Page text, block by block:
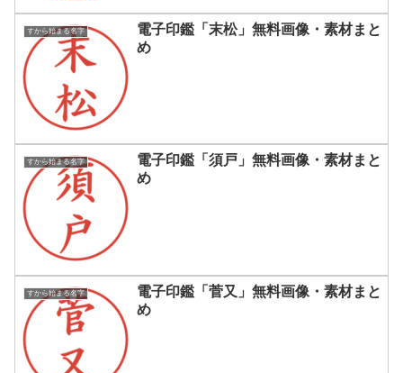
すから始まる名字
電子印鑑「末松」無料画像・素材まと
め
すから始まる名字
電子印鑑「須戸」無料画像・素材まと
め
すから始まる名字
電子印鑑「菅又」無料画像・素材まと
め